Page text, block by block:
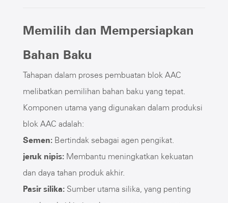
Memilih dan Mempersiapkan
Bahan Baku
Tahapan dalam proses pembuatan blok AAC
melibatkan pemilihan bahan baku yang tepat.
Komponen utama yang digunakan dalam produksi
blok AAC adalah:
Semen: Bertindak sebagai agen pengikat.
jeruk nipis: Membantu meningkatkan kekuatan
dan daya tahan produk akhir.
Pasir silika: Sumber utama silika, yang penting